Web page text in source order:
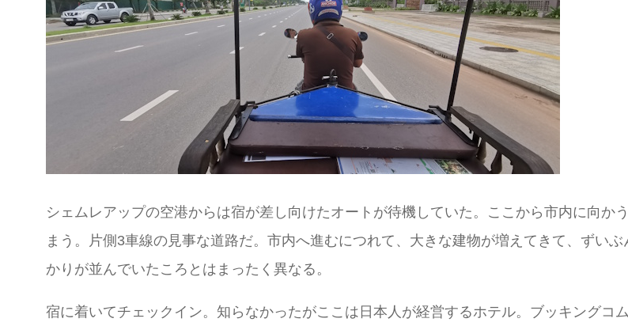
シェムレアップの空港からは宿が差し向けたオートが待機していた。ここから市内に向か
まう。片側3車線の見事な道路だ。市内へ進むにつれて、大きな建物が増えてきて、ずい
かりが並んでいたころとはまったく異なる。
宿に着いてチェックイン。知らなかったがここは日本人が経営するホテル。ブッキングコ